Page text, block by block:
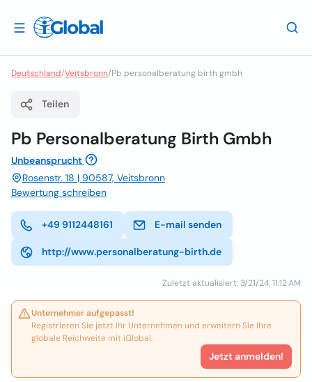
Deutschland/Veitsbronn/Pb personalberatung birth gmbh
Teilen
Pb Personalberatung Birth Gmbh
Unbeansprucht
Rosenstr. 18 | 90587, Veitsbronn
Bewertung schreiben
+49 9112448161 E-mail senden
http://www.personalberatung-birth.de
Zuletzt aktualisiert: 3/21/24, 11:12 AM
Unternehmer aufgepasst!
Registrieren Sie jetzt Ihr Unternehmen und erweitern Sie Ihre
globale Reichweite mit iGlobal.
Jetzt anmelden!